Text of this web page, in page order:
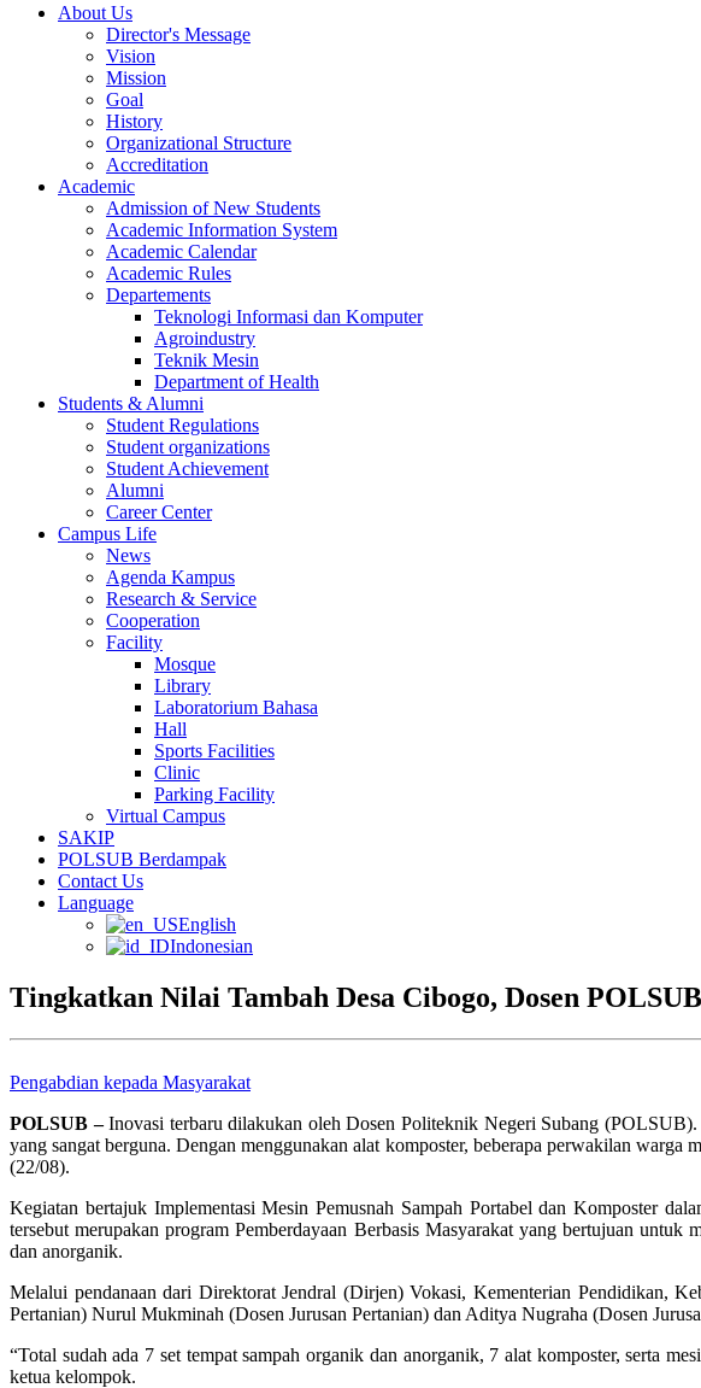
About Us
Director's Message
Vision
Mission
Goal
History
Organizational Structure
Accreditation
Academic
Admission of New Students
Academic Information System
Academic Calendar
Academic Rules
Departements
Teknologi Informasi dan Komputer
Agroindustry
Teknik Mesin
Department of Health
Students & Alumni
Student Regulations
Student organizations
Student Achievement
Alumni
Career Center
Campus Life
News
Agenda Kampus
Research & Service
Cooperation
Facility
Mosque
Library
Laboratorium Bahasa
Hall
Sports Facilities
Clinic
Parking Facility
Virtual Campus
SAKIP
POLSUB Berdampak
Contact Us
Language
English
Indonesian
Tingkatkan Nilai Tambah Desa Cibogo, Dosen
Pengabdian kepada Masyarakat
POLSUB –Inovasi terbaru dilakukan oleh Dosen Politeknik Negeri Subang
yang sangat berguna. Dengan menggunakan alat komposter, beberapa perwakilan
(22/08).
Kegiatan bertajuk Implementasi Mesin Pemusnah Sampah Portabel dan Komposter
tersebut merupakan program Pemberdayaan Berbasis Masyarakat yang bertujuan
dan anorganik.
Melalui pendanaan dari Direktorat Jendral (Dirjen) Vokasi, Kementerian Pendidikan,
Pertanian) Nurul Mukminah (Dosen Jurusan Pertanian) dan Aditya Nugraha (Dosen
“Total sudah ada 7 set tempat sampah organik dan anorganik, 7 alat komposter, serta
ketua kelompok.